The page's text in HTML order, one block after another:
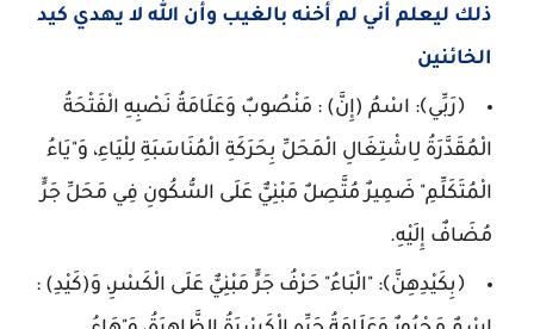
ذلك ليعلم أني لم أخنه بالغيب وأن الله لا يهدي كيد
الخائنين
﴿رَبِّي﴾: اسْمُ (إِنَّ) : مَنْصُوبٌ وَعَلَامَةُ نَصْبِهِ الْفَتْحَةُ
الْمُقَدَّرَةُ لِاشْتِغَالِ الْمَحَلِّ بِحَرَكَةِ الْمُنَاسَبَةِ لِلْيَاءِ، وَ"يَاءُ
الْمُتَكَلِّمِ" ضَمِيرٌ مُتَّصِلٌ مَبْنِيٌّ عَلَى السُّكُونِ فِي مَحَلِّ جَرٍّ
مُضَافٌ إِلَيْهِ.
﴿بِكَيْدِهِنَّ﴾: "الْبَاءُ" حَرْفُ جَرٍّ مَبْنِيٌّ عَلَى الْكَسْرِ، وَ(كَيْدِ) :